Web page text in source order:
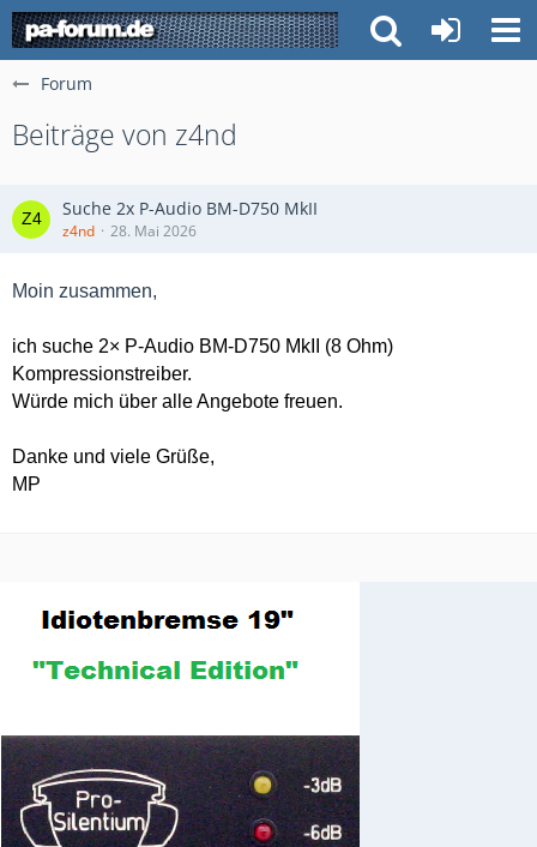
Forum
Beiträge von z4nd
Suche 2x P-Audio BM-D750 MkII
z4nd 28. Mai 2026
Moin zusammen,
ich suche 2× P-Audio BM-D750 MkII (8 Ohm)
Kompressionstreiber.
Würde mich über alle Angebote freuen.
Danke und viele Grüße,
MP